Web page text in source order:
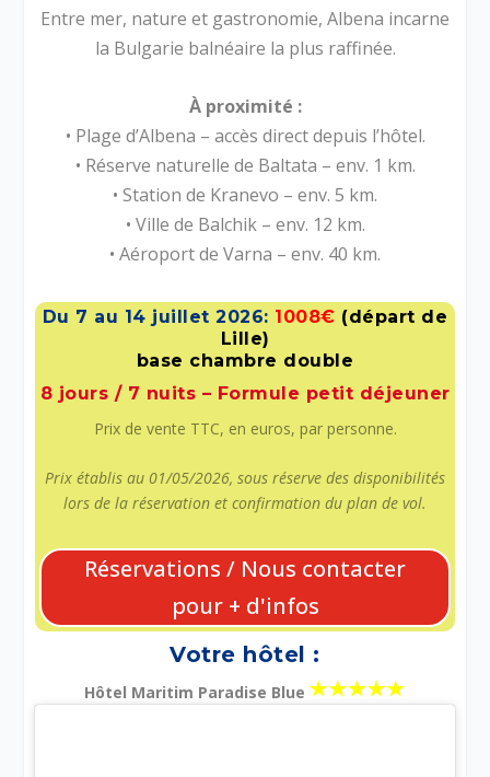
Entre mer, nature et gastronomie, Albena incarne
la Bulgarie balnéaire la plus raffinée.
À proximité :
• Plage d’Albena – accès direct depuis l’hôtel.
• Réserve naturelle de Baltata – env. 1 km.
• Station de Kranevo – env. 5 km.
• Ville de Balchik – env. 12 km.
• Aéroport de Varna – env. 40 km.
Du 7 au 14 juillet 2026: 1008€ (départ de
Lille)
base chambre double
8 jours / 7 nuits – Formule petit déjeuner
Prix de vente TTC, en euros, par personne.
Prix établis au 01/05/2026, sous réserve des disponibilités
lors de la réservation et confirmation du plan de vol.
Réservations / Nous contacter
pour + d'infos
Votre hôtel :
Hôtel Maritim Paradise Blue